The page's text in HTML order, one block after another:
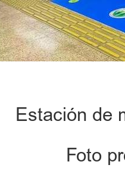
Estación de
Foto